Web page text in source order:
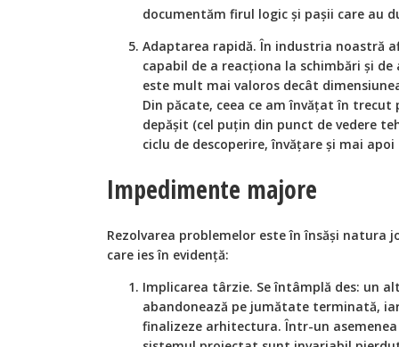
documentăm firul logic și pașii care au
Adaptarea rapidă. În industria noastră
capabil de a reacționa la schimbări și
este mult mai valoros decât
Din păcate, ceea ce am învățat în
depășit (cel puțin din punct de vedere
ciclu de descoperire, învățare și mai
Impedimente majore
Rezolvarea problemelor este în însăși natura
care ies în evidență:
Implicarea târzie. Se întâmplă des: un
abandonează pe jumătate terminată,
finalizeze arhitectura. Într-un